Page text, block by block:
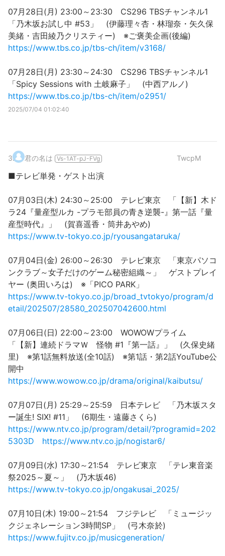
07月28日(月) 23:00～23:30 CS296 TBSチャンネル1
「乃木坂お試し中 #53」 (伊藤理々杏・林瑠奈・矢久保
美緒・吉田綾乃クリスティー) ※ご褒美企画(後編)
https://www.tbs.co.jp/tbs-ch/item/v3168/
07月28日(月) 23:30～24:30 CS296 TBSチャンネル1
「Spicy Sessions with 土岐麻子」 (中西アルノ)
https://www.tbs.co.jp/tbs-ch/item/o2951/
2025/07/04 01:02:40
3. 君の名は Vs-1AT-pJ-FVg TwcpM
■テレビ単発・ゲスト出演
07月03日(木) 24:30～25:00 テレビ東京 「【新】木ド
ラ24『量産型ルカ -プラモ部員の青き逆襲-』第一話『量
産型時代』」 (賀喜遥香・筒井あやめ)
https://www.tv-tokyo.co.jp/ryousangataruka/
07月04日(金) 26:00～26:30 テレビ東京 「東京パソコ
ンクラブ～女子だけのゲーム秘密組織～」 ゲストプレイ
ヤー (奥田いろは) ※「PICO PARK」
https://www.tv-tokyo.co.jp/broad_tvtokyo/program/d
etail/202507/28580_202507042600.html
07月06日(日) 22:00～23:00 WOWOWプライム
「【新】連続ドラマＷ 怪物 #1『第一話』」 (久保史緒
里) ※第1話無料放送(全10話) ※第1話・第2話YouTube公
開中
https://www.wowow.co.jp/drama/original/kaibutsu/
07月07日(月) 25:29～25:59 日本テレビ 「乃木坂スタ
ー誕生! SIX! #11」 (6期生・遠藤さくら)
https://www.ntv.co.jp/program/detail/?programid=202
5303D
https://www.ntv.co.jp/nogistar6/
07月09日(水) 17:30～21:54 テレビ東京 「テレ東音楽
祭2025～夏～」 (乃木坂46)
https://www.tv-tokyo.co.jp/ongakusai_2025/
07月10日(木) 19:00～21:54 フジテレビ 「ミュージッ
クジェネレーション3時間SP」 (弓木奈於)
https://www.fujitv.co.jp/musicgeneration/